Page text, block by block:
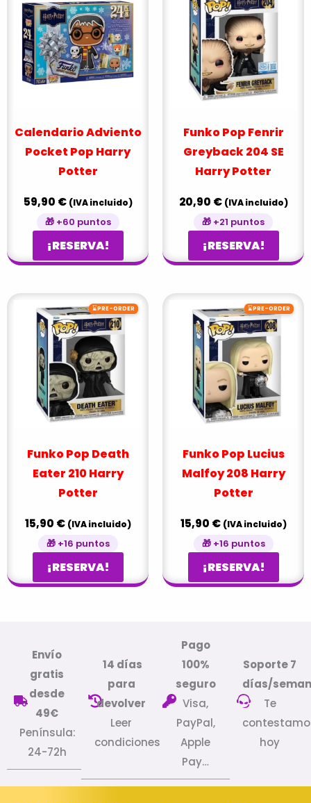
Calendario Adviento
Pocket Pop Harry
Potter
59,90 € (IVA incluido)
🎁 +60 puntos
¡RESERVA!
Funko Pop Fenrir
Greyback 204 SE
Harry Potter
20,90 € (IVA incluido)
🎁 +21 puntos
¡RESERVA!
⌛PRE-ORDER
Funko Pop Death
Eater 210 Harry
Potter
15,90 € (IVA incluido)
🎁 +16 puntos
¡RESERVA!
⌛PRE-ORDER
Funko Pop Lucius
Malfoy 208 Harry
Potter
15,90 € (IVA incluido)
🎁 +16 puntos
¡RESERVA!
Envío
gratis
desde
49€
Península:
24-72h
14 días
para
devolver
Leer
condiciones
Pago
100%
seguro
Visa,
PayPal,
Apple
Pay…
Soporte 7
días/
Te
hoy